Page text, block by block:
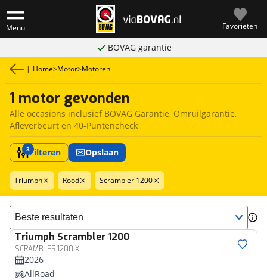
Menu Favorieten
BOVAG garantie
| Home>Motor>Motoren
1 motor gevonden
Alle occasions inclusief BOVAG Garantie, Omruilgarantie,
Afleverbeurt en 40-Puntencheck
3Filteren Opslaan
Triumph Rood Scrambler 1200
Sorteer resultaten
Triumph Scrambler 1200
SCRAMBLER 1200 X
2026
AllRoad